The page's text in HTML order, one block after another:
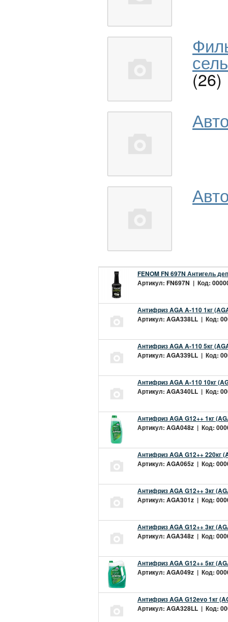
(26)
FENOM FN 697N Антигель
Артикул: FN697N | Код:
Антифриз AGA A-110 1кг
Артикул: AGA338LL | Код:
Антифриз AGA A-110 5кг
Артикул: AGA339LL | Код:
Антифриз AGA A-110 10кг
Артикул: AGA340LL | Код:
Антифриз AGA G12++ 1кг
Артикул: AGA048z | Код:
Антифриз AGA G12++ 220кг
Артикул: AGA065z | Код:
Антифриз AGA G12++ 3кг
Артикул: AGA301z | Код:
Антифриз AGA G12++ 3кг
Артикул: AGA348z | Код:
Антифриз AGA G12++ 5кг
Артикул: AGA049z | Код:
Антифриз AGA G12evo 1кг
Артикул: AGA328LL | Код: